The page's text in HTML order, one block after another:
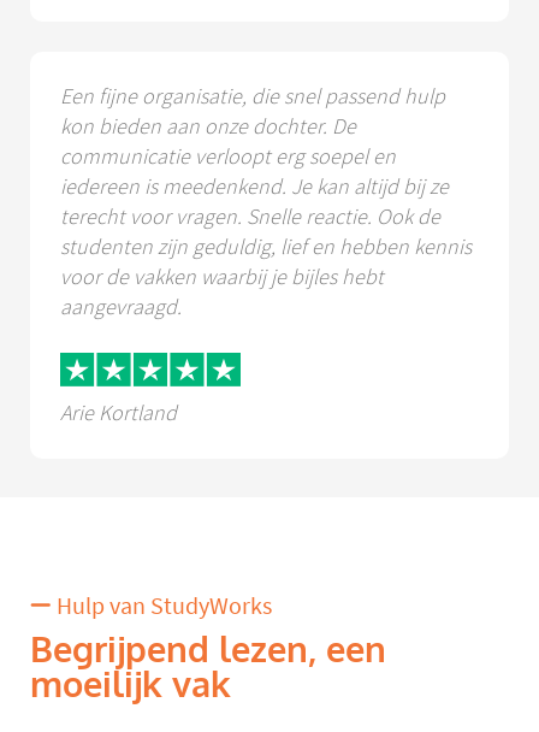
Een fijne organisatie, die snel passend hulp
kon bieden aan onze dochter. De
communicatie verloopt erg soepel en
iedereen is meedenkend. Je kan altijd bij ze
terecht voor vragen. Snelle reactie. Ook de
studenten zijn geduldig, lief en hebben kennis
voor de vakken waarbij je bijles hebt
aangevraagd.
Arie Kortland
Hulp van StudyWorks
Begrijpend lezen, een
moeilijk vak